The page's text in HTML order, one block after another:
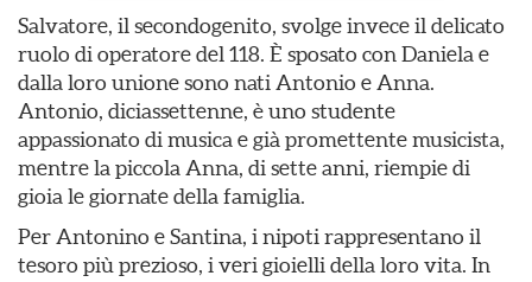
Salvatore, il secondogenito, svolge invece il delicato
ruolo di operatore del 118. È sposato con Daniela e
dalla loro unione sono nati Antonio e Anna.
Antonio, diciassettenne, è uno studente
appassionato di musica e già promettente musicista,
mentre la piccola Anna, di sette anni, riempie di
gioia le giornate della famiglia.
Per Antonino e Santina, i nipoti rappresentano il
tesoro più prezioso, i veri gioielli della loro vita. In